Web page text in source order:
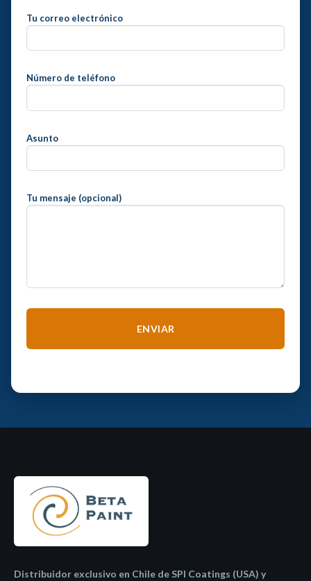
Tu correo electrónico
Número de teléfono
Asunto
Tu mensaje (opcional)
Distribuidor exclusivo en Chile de SPI Coatings (USA) y